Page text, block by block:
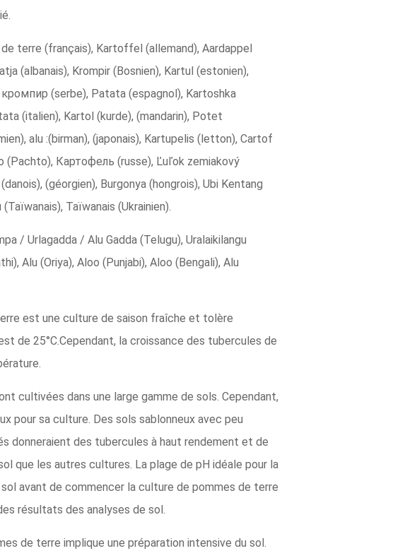
terre (français), Kartoffel (allemand), Aardappel
(albanais), Krompir (Bosnien), Kartul (estonien),
(serbe), Patata (espagnol), Kartoshka
(italien), Kartol (kurde), (mandarin), Potet
alu :(birman), (japonais), Kartupelis (letton), Cartof
(Pachto), Картофель (russe), Ľuľok zemiakový
(géorgien), Burgonya (hongrois), Ubi Kentang
Taïwanais (Ukrainien).
/ Urlagadda / Alu Gadda (Telugu), Uralaikilangu
Alu (Oriya), Aloo (Punjabi), Aloo (Bengali), Alu
est une culture de saison fraîche et tolère
de 25°C.Cependant, la croissance des tubercules de
cultivées dans une large gamme de sols. Cependant,
pour sa culture. Des sols sablonneux avec peu
donneraient des tubercules à haut rendement et de
que les autres cultures. La plage de pH idéale pour la
avant de commencer la culture de pommes de terre
résultats des analyses de sol.
de terre implique une préparation intensive du sol.